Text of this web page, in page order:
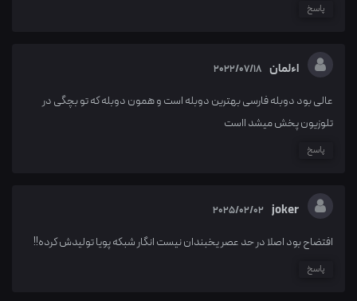
پاسخ
اءلمان 2022/07/18
عالی بود دوبله فارسی بهترین دوبله است و همون دوبله که تو بچگی در
تلوزیون پخش میشد ااست
پاسخ
joker
2025/02/02
افتضاح بود اصلا در حد عصر یخبندان نیست انگار شبکه پویا تولیدش کرده!!
پاسخ